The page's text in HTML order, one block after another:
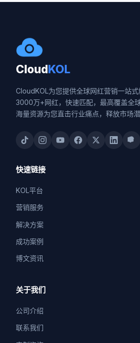
CloudKOL
CloudKOL为您提供全球网红营销一站式
3000万+网红，快速匹配，最高覆盖全球
海量资源为您直击行业痛点，释放市场潜
快速链接
KOL平台
营销服务
解决方案
成功案例
博文资讯
关于我们
公司介绍
联系我们